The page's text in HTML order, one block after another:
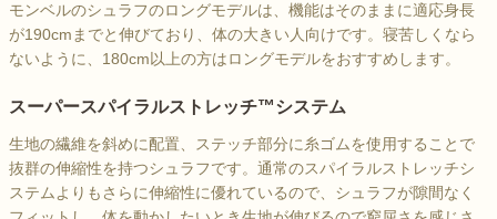
モンベルのシュラフのロングモデルは、機能はそのままに適応身長
が190cmまでと伸びており、体の大きい人向けです。寝苦しくなら
ないように、180cm以上の方はロングモデルをおすすめします。
スーパースパイラルストレッチ™システム
生地の繊維を斜めに配置、ステッチ部分に糸ゴムを使用することで
抜群の伸縮性を持つシュラフです。通常のスパイラルストレッチシ
ステムよりもさらに伸縮性に優れているので、シュラフが隙間なく